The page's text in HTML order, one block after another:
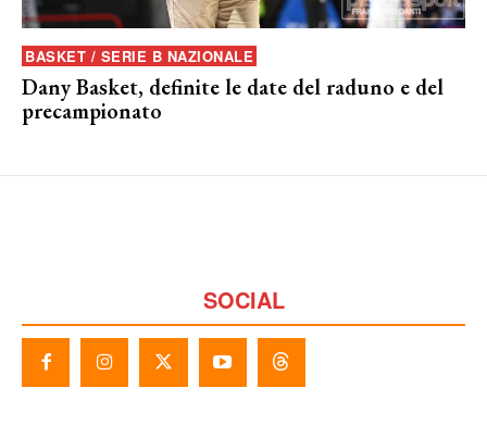
BASKET / SERIE B NAZIONALE
Dany Basket, definite le date del raduno e del
precampionato
SOCIAL